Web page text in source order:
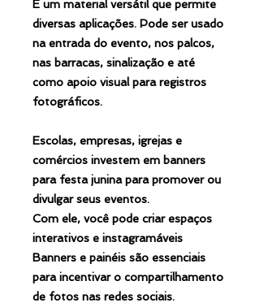
É um material versátil que permite
diversas aplicações. Pode ser usado
na entrada do evento, nos palcos,
nas barracas, sinalização e até
como apoio visual para registros
fotográficos.
Escolas, empresas, igrejas e
comércios investem em banners
para festa junina para promover ou
divulgar seus eventos.
Com ele, você pode criar espaços
interativos e instagramáveis
Banners e painéis são essenciais
para incentivar o compartilhamento
de fotos nas redes sociais.